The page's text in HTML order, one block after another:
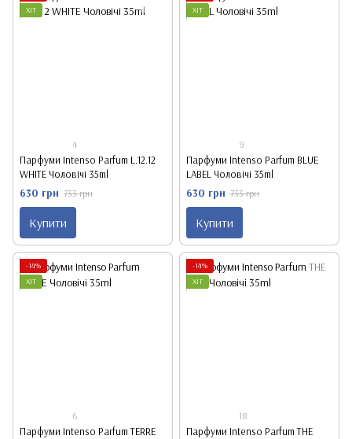
ХІТ
4
Парфуми Intenso Parfum L.12.12
WHITE Чоловічі 35ml
630 грн 733 грн
Купити
ХІТ
9
Парфуми Intenso Parfum BLUE
LABEL Чоловічі 35ml
630 грн 733 грн
Купити
-14%
ХІТ
6
Парфуми Intenso Parfum TERRE
-14%
ХІТ
18
Парфуми Intenso Parfum THE